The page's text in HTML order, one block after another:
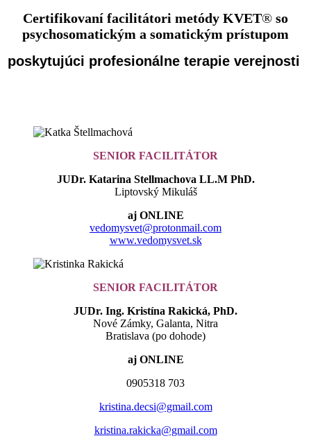
Certifikovaní facilitátori metódy KVET® so
psychosomatickým a somatickým prístupom
poskytujúci profesionálne terapie verejnosti
SENIOR FACILITÁTOR
JUDr. Katarina Stellmachova LL.M PhD.
Liptovský Mikuláš
aj ONLINE
vedomysvet@protonmail.com
www.vedomysvet.sk
SENIOR FACILITÁTOR
JUDr. Ing. Kristína Rakická, PhD.
Nové Zámky, Galanta, Nitra
Bratislava (po dohode)
aj ONLINE
0905318 703
kristina.decsi@gmail.com
kristina.rakicka@gmail.com